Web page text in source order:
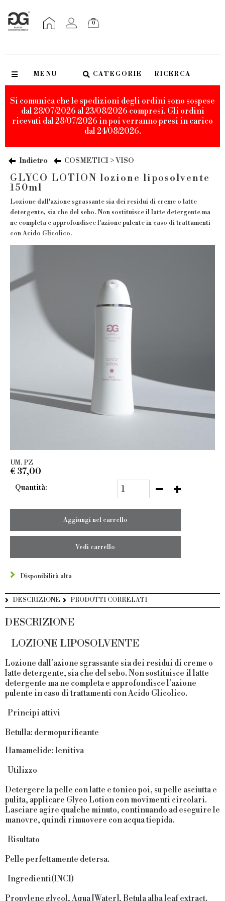
0
MENU CATEGORIE RICERCA
Si comunica che le spedizioni degli ordini sono sospese
dal 28/07/2026 al 23/08/2026 compresi. Gli ordini
ricevuti dal 28/07/2026 in poi verranno presi in carico
dal 24/08/2026.
Indietro COSMETICI > VISO
GLYCO LOTION lozione liposolvente
150ml
Lozione dall'azione sgrassante sia dei residui di creme o latte
detergente, sia che del sebo. Non sostituisce il latte detergente ma
ne completa e approfondisce l'azione pulente in caso di trattamenti
con Acido Glicolico.
UM. PZ
€ 37,00
Quantità:
Aggiungi nel carrello
Vedi carrello
Disponibilità alta
DESCRIZIONE PRODOTTI CORRELATI
DESCRIZIONE
LOZIONE LIPOSOLVENTE
Lozione dall'azione sgrassante sia dei residui di creme o
latte detergente, sia che del sebo. Non sostituisce il latte
detergente ma ne completa e approfondisce l'azione
pulente in caso di trattamenti con Acido Glicolico.
Principi attivi
Betulla: dermopurificante
Hamamelide: lenitiva
Utilizzo
Detergere la pelle con latte e tonico poi, su pelle asciutta e
pulita, applicare Glyco Lotion con movimenti circolari.
Lasciare agire qualche minuto, continuando ad eseguire le
manovre, quindi rimuovere con acqua tiepida.
Risultato
Pelle perfettamente detersa.
Ingredienti(INCI)
Propylene glycol, Aqua [Water], Betula alba leaf extract.